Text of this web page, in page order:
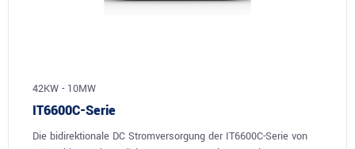
42KW - 10MW
IT6600C-Serie
Die bidirektionale DC Stromversorgung der IT6600C-Serie von